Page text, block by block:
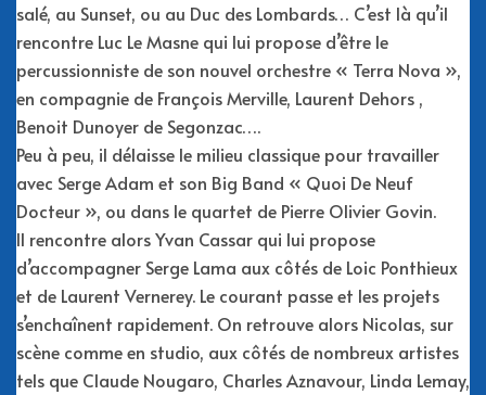
salé, au Sunset, ou au Duc des Lombards… C’est là qu’il
rencontre Luc Le Masne qui lui propose d’être le
percussionniste de son nouvel orchestre « Terra Nova »,
en compagnie de François Merville, Laurent Dehors ,
Benoit Dunoyer de Segonzac….
Peu à peu, il délaisse le milieu classique pour travailler
avec Serge Adam et son Big Band « Quoi De Neuf
Docteur », ou dans le quartet de Pierre Olivier Govin.
Il rencontre alors Yvan Cassar qui lui propose
d’accompagner Serge Lama aux côtés de Loic Ponthieux
et de Laurent Vernerey. Le courant passe et les projets
s’enchaînent rapidement. On retrouve alors Nicolas, sur
scène comme en studio, aux côtés de nombreux artistes
tels que Claude Nougaro, Charles Aznavour, Linda Lemay,